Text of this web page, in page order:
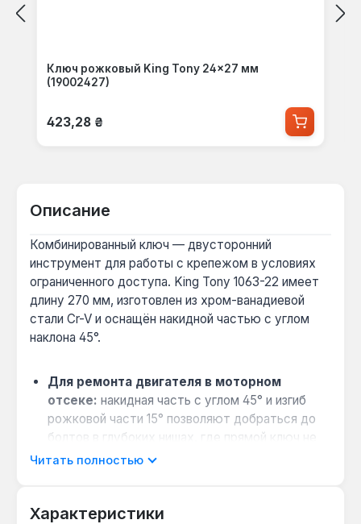
Ключ рожковый King Tony 24×27 мм
(19002427)
Обычная цена:
423,28 ₴
Описание
Комбинированный ключ — двусторонний
инструмент для работы с крепежом в условиях
ограниченного доступа. King Tony 1063-22 имеет
длину 270 мм, изготовлен из хром-ванадиевой
стали Cr-V и оснащён накидной частью с углом
наклона 45°.
Для ремонта двигателя в моторном
отсеке: накидная часть с углом 45° и изгиб
рожковой части 15° позволяют добраться до
болтов в глубоких нишах, где прямой ключ не
помещается.
профиль накидной части подходит для работы
Читать полностью
Характеристики